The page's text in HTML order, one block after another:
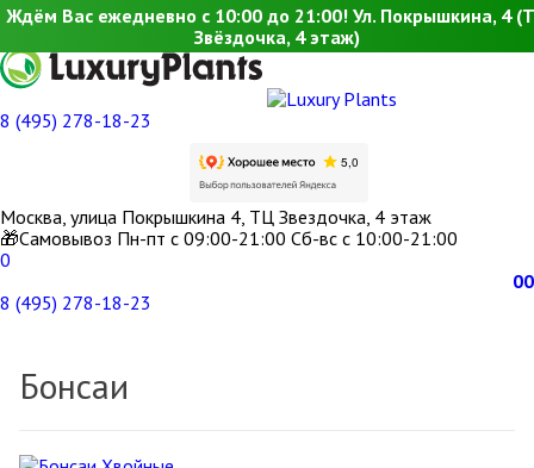
Ждём Вас ежедневно с 10:00 до 21:00! Ул. Покрышкина, 4
Звёздочка, 4 этаж)
8 (495) 278-18-23
Москва, улица Покрышкина 4, ТЦ Звездочка, 4 этаж
🎁Самовывоз Пн-пт с 09:00-21:00 Сб-вс с 10:00-21:00
0
00
8 (495) 278-18-23
Бонсаи